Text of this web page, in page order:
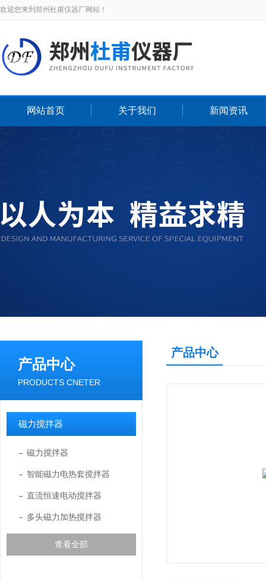
欢迎您来到郑州杜甫仪器厂网站！
网站首页 关于我们 新闻资讯
产品中心
PRODUCTS CNETER
磁力搅拌器
磁力搅拌器
智能磁力电热套搅拌器
直流恒速电动搅拌器
多头磁力加热搅拌器
查看全部
产品中心